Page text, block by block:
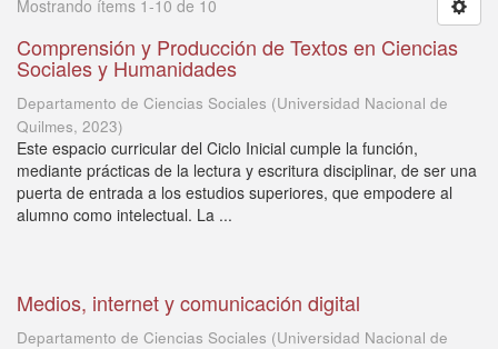
Mostrando ítems 1-10 de 10
Comprensión y Producción de Textos en Ciencias
Sociales y Humanidades
Departamento de Ciencias Sociales (Universidad Nacional de
Quilmes, 2023)
Este espacio curricular del Ciclo Inicial cumple la función,
mediante prácticas de la lectura y escritura disciplinar, de ser una
puerta de entrada a los estudios superiores, que empodere al
alumno como intelectual. La ...
Medios, internet y comunicación digital
Departamento de Ciencias Sociales (Universidad Nacional de